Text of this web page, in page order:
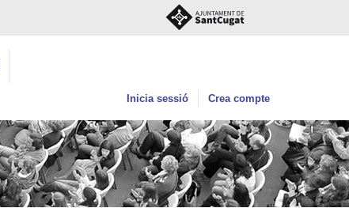
Inicia sessió Crea compte